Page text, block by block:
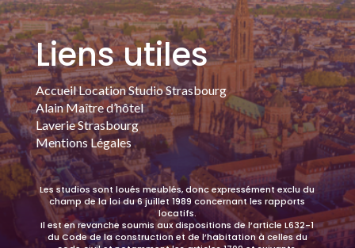
Liens utiles
Accueil Location Studio Strasbourg
Alain Maître d’hôtel
Laverie Strasbourg
Mentions Légales
Les studios sont loués meublés, donc expressément exclu du
champ de la loi du 6 juillet 1989 concernant les rapports
locatifs.
Il est en revanche soumis aux dispositions de l’article L632-1
du Code de la construction et de l’habitation à celles du